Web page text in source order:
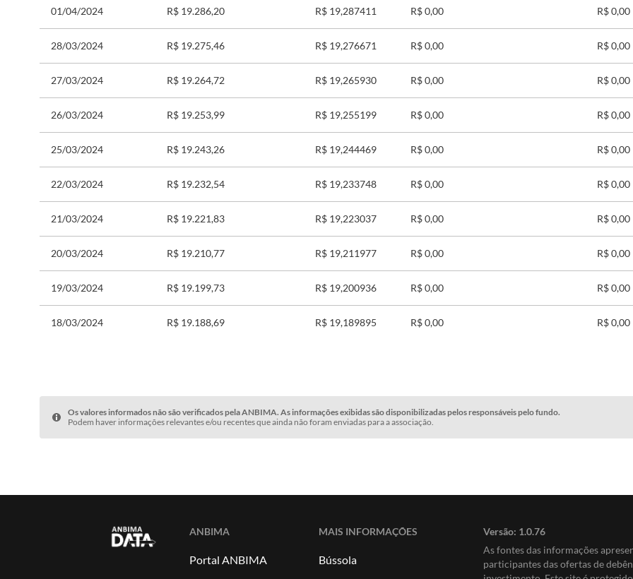
01/04/2024 R$ 19.286,20 R$ 19,287411 R$ 0,00 R$ 0,00
28/03/2024 R$ 19.275,46 R$ 19,276671 R$ 0,00 R$ 0,00
27/03/2024 R$ 19.264,72 R$ 19,265930 R$ 0,00 R$ 0,00
26/03/2024 R$ 19.253,99 R$ 19,255199 R$ 0,00 R$ 0,00
25/03/2024 R$ 19.243,26 R$ 19,244469 R$ 0,00 R$ 0,00
22/03/2024 R$ 19.232,54 R$ 19,233748 R$ 0,00 R$ 0,00
21/03/2024 R$ 19.221,83 R$ 19,223037 R$ 0,00 R$ 0,00
20/03/2024 R$ 19.210,77 R$ 19,211977 R$ 0,00 R$ 0,00
19/03/2024 R$ 19.199,73 R$ 19,200936 R$ 0,00 R$ 0,00
18/03/2024 R$ 19.188,69 R$ 19,189895 R$ 0,00 R$ 0,00
Os valores informados não são verificados pela ANBIMA. As informações exibidas são disponibilizadas pelos responsáveis pelo fundo.
Podem haver informações relevantes e/ou recentes que ainda não foram enviadas para a associação.
ANBIMA
Portal ANBIMA
MAIS INFORMAÇÕES
Bússola
Versão: 1.0.76
As fontes das informações
participantes das ofertas de